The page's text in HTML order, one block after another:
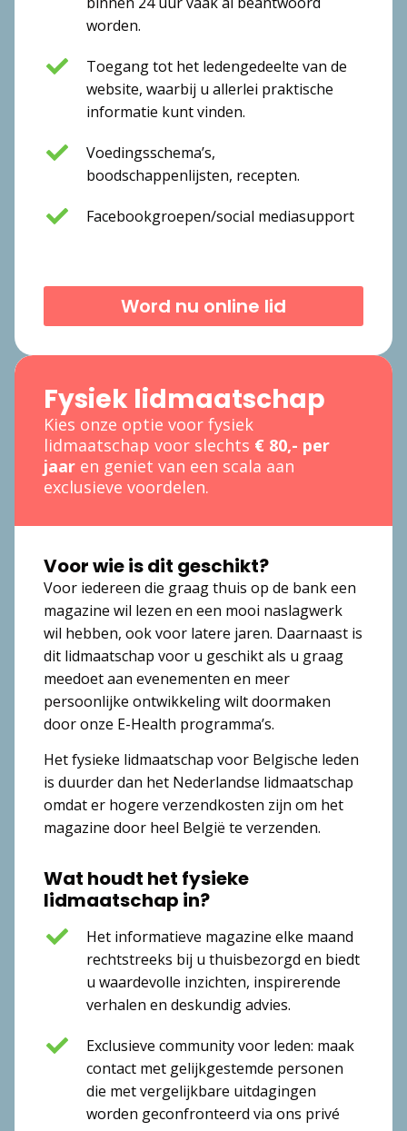
worden.
Toegang tot het ledengedeelte van de
website, waarbij u allerlei praktische
informatie kunt vinden.
Voedingsschema’s,
boodschappenlijsten, recepten.
Facebookgroepen/social mediasupport
Word nu online lid
Fysiek lidmaatschap
Kies onze optie voor fysiek
lidmaatschap voor slechts € 80,- per
jaar en geniet van een scala aan
exclusieve voordelen.
Voor wie is dit geschikt?
Voor iedereen die graag thuis op de bank een
magazine wil lezen en een mooi naslagwerk
wil hebben, ook voor latere jaren. Daarnaast is
dit lidmaatschap voor u geschikt als u graag
meedoet aan evenementen en meer
persoonlijke ontwikkeling wilt doormaken
door onze E-Health programma’s.
Het fysieke lidmaatschap voor Belgische leden
is duurder dan het Nederlandse lidmaatschap
omdat er hogere verzendkosten zijn om het
magazine door heel België te verzenden.
Wat houdt het fysieke
lidmaatschap in?
Het informatieve magazine elke maand
rechtstreeks bij u thuisbezorgd en biedt
u waardevolle inzichten, inspirerende
verhalen en deskundig advies.
Exclusieve community voor leden: maak
contact met gelijkgestemde personen
die met vergelijkbare uitdagingen
worden geconfronteerd via ons privé